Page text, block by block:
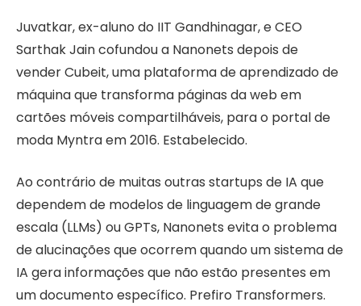
Juvatkar, ex-aluno do IIT Gandhinagar, e CEO
Sarthak Jain cofundou a Nanonets depois de
vender Cubeit, uma plataforma de aprendizado de
máquina que transforma páginas da web em
cartões móveis compartilháveis, para o portal de
moda Myntra em 2016. Estabelecido.
Ao contrário de muitas outras startups de IA que
dependem de modelos de linguagem de grande
escala (LLMs) ou GPTs, Nanonets evita o problema
de alucinações que ocorrem quando um sistema de
IA gera informações que não estão presentes em
um documento específico. Prefiro Transformers.